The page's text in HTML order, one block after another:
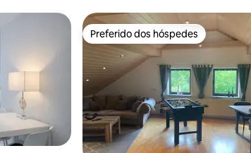
Preferido dos hóspedes
Preferido dos hóspedes